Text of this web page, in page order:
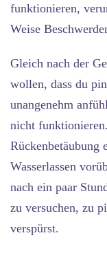
funktionieren,
Weise
Gleich nach der
wollen, dass du
unangenehm
nicht
Rückenbetäubung
Wasserlassen
nach ein paar
zu versuchen, zu
verspürst.